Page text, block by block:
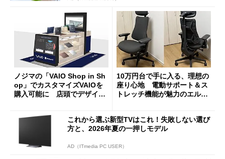
ノジマの「VAIO Shop in Sh
op」でカスタマイズVAIOを
購入可能に 店頭でデザイン
10万円台で手に入る、理想の
座り心地 電動サポート＆ス
トレッチ機能が魅力のエルゴ
これから選ぶ新型TVはこれ！失敗しない選び
方と、2026年夏の一押しモデル
AD（ITmedia PC USER）